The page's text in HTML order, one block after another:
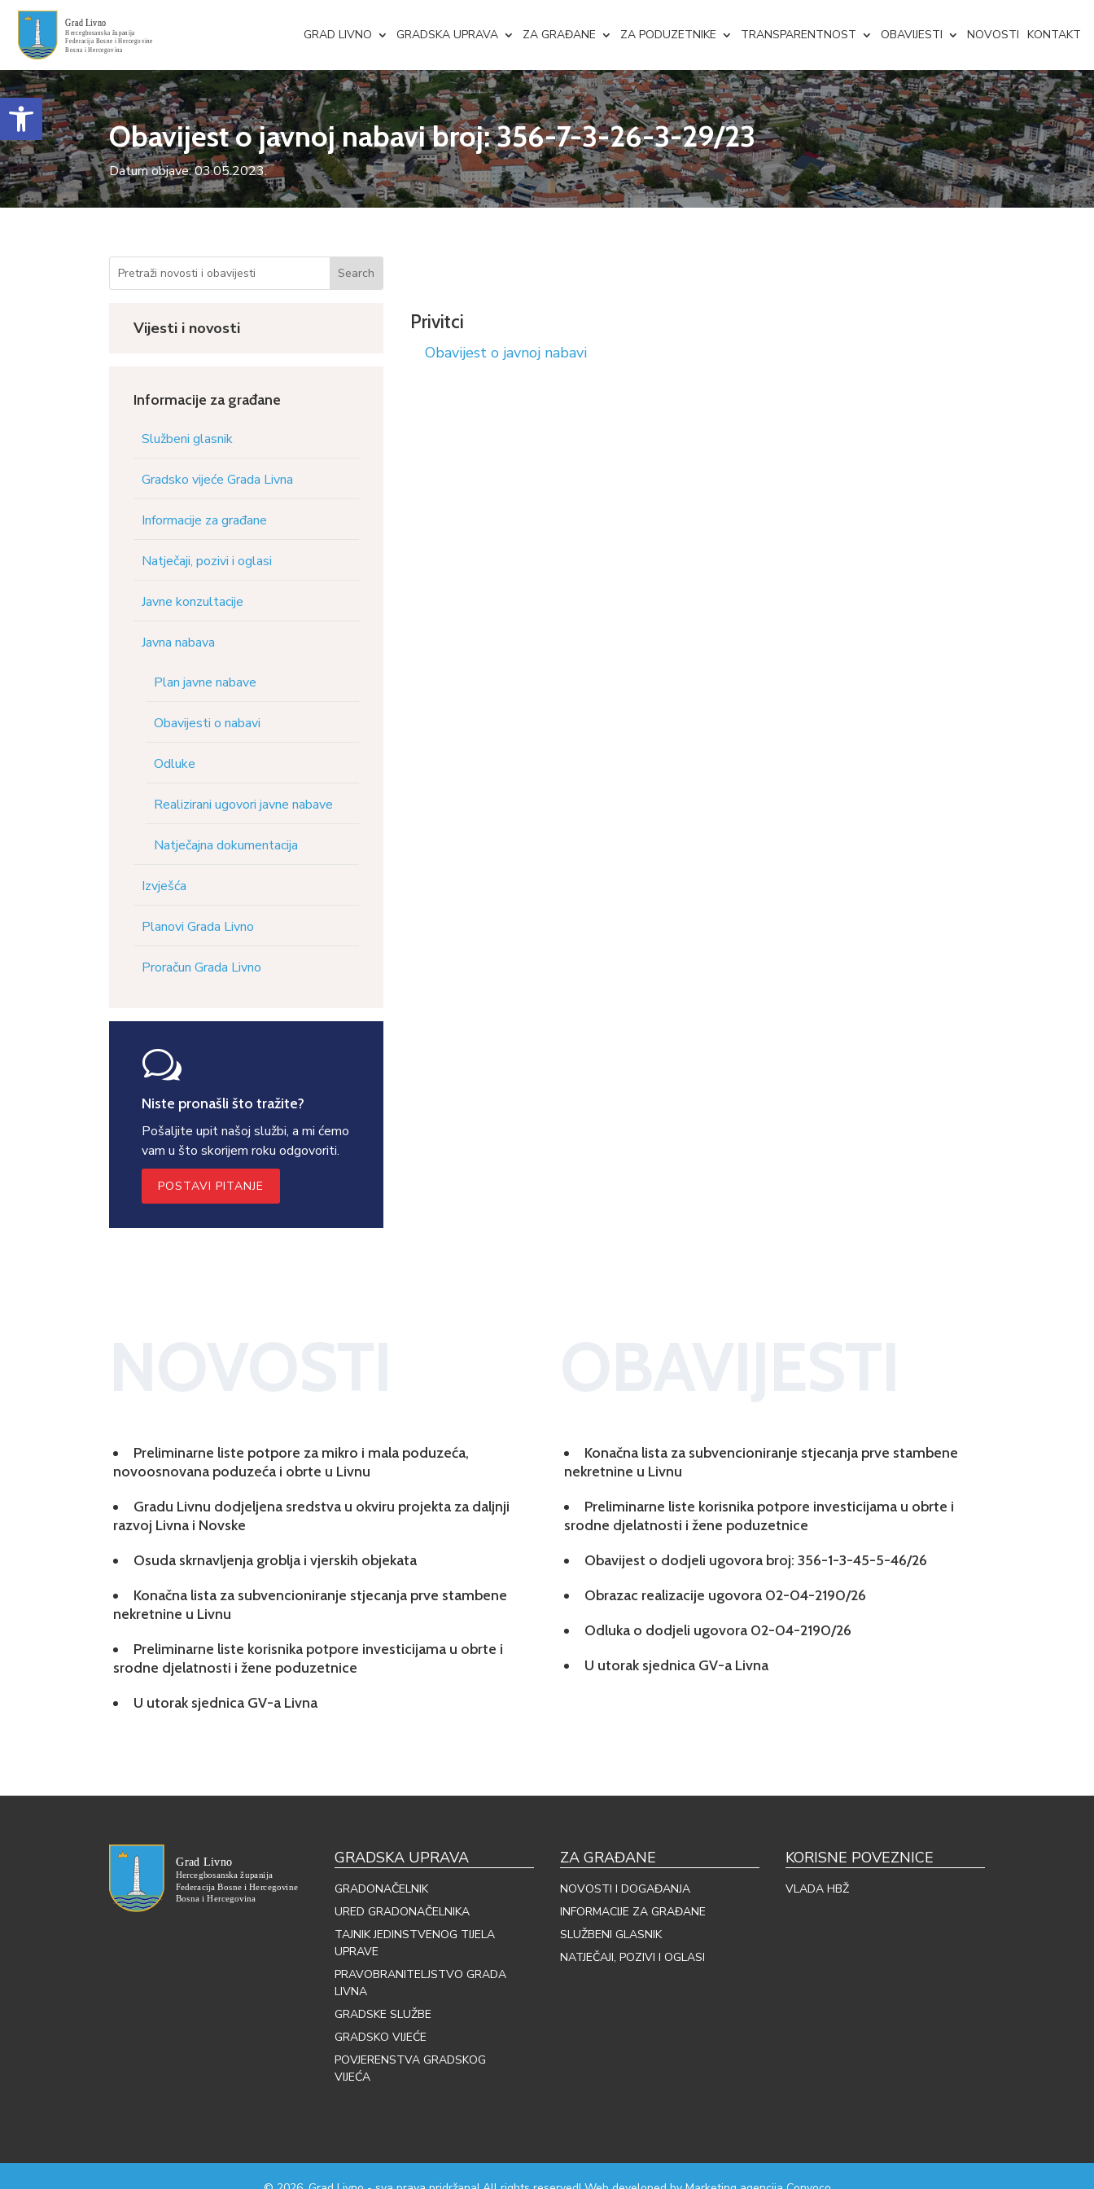
Open toolbar
GRAD LIVNO GRADSKA UPRAVA ZA GRAĐANE ZA PODUZETNIKE TRANSPARENTNOST OBAVIJESTI NOVOSTI KONTAKT
Obavijest o javnoj nabavi broj: 356-7-3-26-3-29/23
Datum objave: 03.05.2023.
Vijesti i novosti
Informacije za građane
Službeni glasnik
Gradsko vijeće Grada Livna
Informacije za građane
Natječaji, pozivi i oglasi
Javne konzultacije
Javna nabava
Plan javne nabave
Obavijesti o nabavi
Odluke
Realizirani ugovori javne nabave
Natječajna dokumentacija
Izvješća
Planovi Grada Livno
Proračun Grada Livno
w
Niste pronašli što tražite?
Pošaljite upit našoj službi, a mi ćemo
vam u što skorijem roku odgovoriti.
POSTAVI PITANJE
Privitci
Obavijest o javnoj nabavi
Preliminarne liste potpore za mikro i mala poduzeća,
novoosnovana poduzeća i obrte u Livnu
Gradu Livnu dodjeljena sredstva u okviru projekta za daljnji
razvoj Livna i Novske
Osuda skrnavljenja groblja i vjerskih objekata
Konačna lista za subvencioniranje stjecanja prve stambene
nekretnine u Livnu
Preliminarne liste korisnika potpore investicijama u obrte i
srodne djelatnosti i žene poduzetnice
U utorak sjednica GV-a Livna
Konačna lista za subvencioniranje stjecanja prve stambene
nekretnine u Livnu
Preliminarne liste korisnika potpore investicijama u obrte i
srodne djelatnosti i žene poduzetnice
Obavijest o dodjeli ugovora broj: 356-1-3-45-5-46/26
Obrazac realizacije ugovora 02-04-2190/26
Odluka o dodjeli ugovora 02-04-2190/26
U utorak sjednica GV-a Livna
GRADSKA UPRAVA
GRADONAČELNIK
URED GRADONAČELNIKA
TAJNIK JEDINSTVENOG TIJELA
UPRAVE
PRAVOBRANITELJSTVO GRADA
LIVNA
GRADSKE SLUŽBE
GRADSKO VIJEĆE
POVJERENSTVA GRADSKOG
VIJEĆA
ZA GRAĐANE
NOVOSTI I DOGAĐANJA
INFORMACIJE ZA GRAĐANE
SLUŽBENI GLASNIK
NATJEČAJI, POZIVI I OGLASI
KORISNE POVEZNICE
VLADA HBŽ